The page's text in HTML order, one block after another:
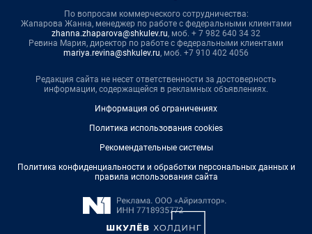
По вопросам коммерческого сотрудничества:
Жапарова Жанна, менеджер по работе с федеральными клиентами
zhanna.zhaparova@shkulev.ru, моб. + 7 982 640 34 32
Ревина Мария, директор по работе с федеральными клиентами
mariya.revina@shkulev.ru, моб. +7 910 402 4056
Редакция сайта не несет ответственности за достоверность
информации, содержащейся в рекламных объявлениях.
Информация об ограничениях
Политика использования cookies
Рекомендательные системы
Политика конфиденциальности и обработки персональных данных и
правила использования сайта